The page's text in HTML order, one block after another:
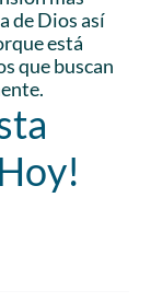
de Dios así
está
que buscan